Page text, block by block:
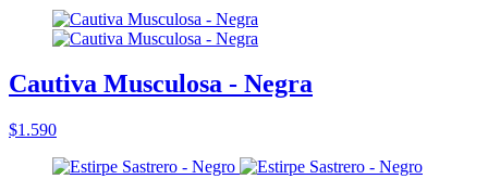
Cautiva Musculosa - Negra
$1.590